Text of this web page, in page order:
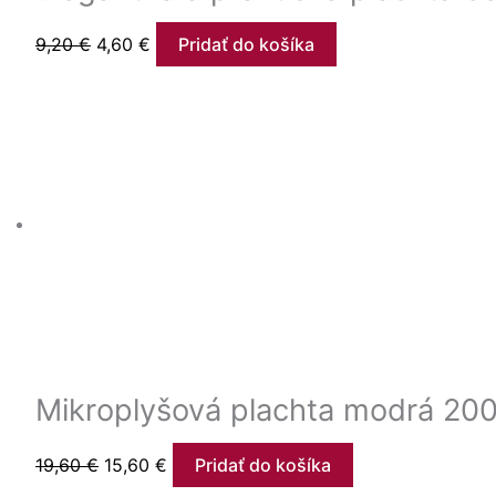
9,20€ 4,60 € Pridať do košíka
Mikroplyšová plachta modrá
19,60€ 15,60 € Pridať do košíka